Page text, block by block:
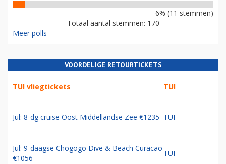
6% (11 stemmen)
Totaal aantal stemmen: 170
Meer polls
VOORDELIGE RETOURTICKETS
TUI vliegtickets TUI
Jul: 8-dg cruise Oost Middellandse Zee €1235 TUI
Jul: 9-daagse Chogogo Dive & Beach Curacao
€1056
TUI